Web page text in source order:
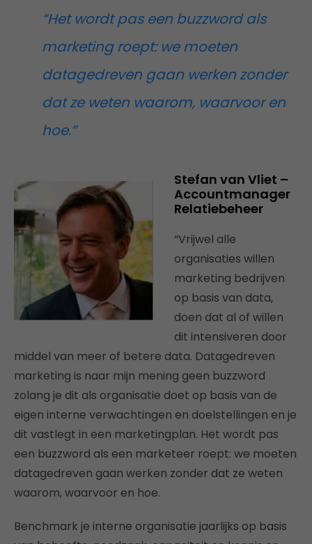
“Het wordt pas een buzzword als
marketing roept: we moeten
datagedreven gaan werken zonder
dat ze weten waarom, waarvoor en
hoe.”
Stefan van Vliet –
Accountmanager
Relatiebeheer
“Vrijwel alle
organisaties willen
marketing bedrijven
op basis van data,
doen dat al of willen
dit intensiveren door
middel van meer of betere data. Datagedreven
marketing is naar mijn mening geen buzzword
zolang je dit als organisatie doet op basis van de
eigen interne verwachtingen en doelstellingen en je
dit vastlegt in een marketingplan. Het wordt pas
een buzzword als een marketeer roept: we moeten
datagedreven gaan werken zonder dat ze weten
waarom, waarvoor en hoe.
Benchmark je interne organisatie jaarlijks op basis